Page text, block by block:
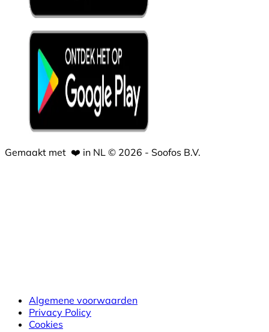
Gemaakt met ❤️ in NL © 2026 - Soofos B.V.
Algemene voorwaarden
Privacy Policy
Cookies